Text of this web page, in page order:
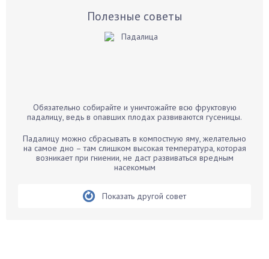
Бархатцы
Белые грибы
Бирючина
Полезные советы
Обязательно собирайте и уничтожайте всю фруктовую
падалицу, ведь в опавших плодах развиваются гусеницы.
Падалицу можно сбрасывать в компостную яму, желательно
на самое дно – там слишком высокая температура, которая
возникает при гниении, не даст развиваться вредным
насекомым
Показать другой совет